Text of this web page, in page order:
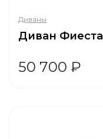
Диваны
Диван Фиеста
50 700 ₽